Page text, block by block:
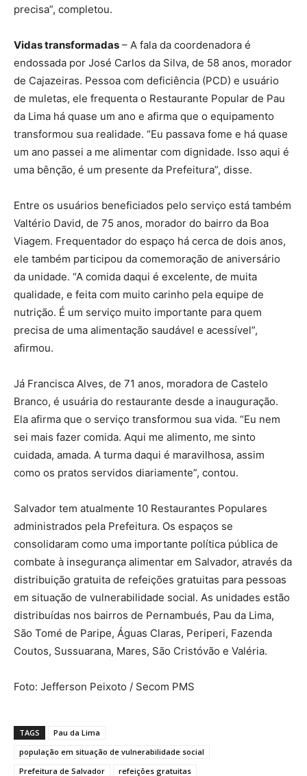
precisa”, completou.
Vidas transformadas – A fala da coordenadora é
endossada por José Carlos da Silva, de 58 anos, morador
de Cajazeiras. Pessoa com deficiência (PCD) e usuário
de muletas, ele frequenta o Restaurante Popular de Pau
da Lima há quase um ano e afirma que o equipamento
transformou sua realidade. “Eu passava fome e há quase
um ano passei a me alimentar com dignidade. Isso aqui é
uma bênção, é um presente da Prefeitura”, disse.
Entre os usuários beneficiados pelo serviço está também
Valtério David, de 75 anos, morador do bairro da Boa
Viagem. Frequentador do espaço há cerca de dois anos,
ele também participou da comemoração de aniversário
da unidade. “A comida daqui é excelente, de muita
qualidade, e feita com muito carinho pela equipe de
nutrição. É um serviço muito importante para quem
precisa de uma alimentação saudável e acessível”,
afirmou.
Já Francisca Alves, de 71 anos, moradora de Castelo
Branco, é usuária do restaurante desde a inauguração.
Ela afirma que o serviço transformou sua vida. “Eu nem
sei mais fazer comida. Aqui me alimento, me sinto
cuidada, amada. A turma daqui é maravilhosa, assim
como os pratos servidos diariamente”, contou.
Salvador tem atualmente 10 Restaurantes Populares
administrados pela Prefeitura. Os espaços se
consolidaram como uma importante política pública de
combate à insegurança alimentar em Salvador, através da
distribuição gratuita de refeições gratuitas para pessoas
em situação de vulnerabilidade social. As unidades estão
distribuídas nos bairros de Pernambués, Pau da Lima,
São Tomé de Paripe, Águas Claras, Periperi, Fazenda
Coutos, Sussuarana, Mares, São Cristóvão e Valéria.
Foto: Jefferson Peixoto / Secom PMS
TAGS
Pau da Lima
população em situação de vulnerabilidade social
Prefeitura de Salvador
refeições gratuitas